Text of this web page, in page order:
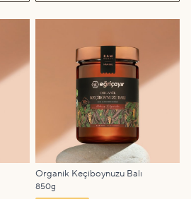
Organik Keçiboynuzu Balı
850g